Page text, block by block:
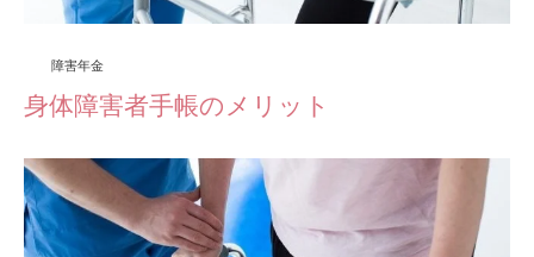
障害年金
身体障害者手帳のメリット